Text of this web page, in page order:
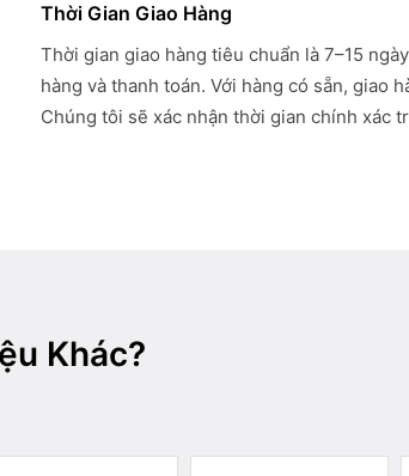
Thời Gian Giao Hàng
Thời gian giao hàng tiêu chuẩn là 7–15
hàng và thanh toán. Với hàng có sẵn, giao
Chúng tôi sẽ xác nhận thời gian chính xác
Khác?